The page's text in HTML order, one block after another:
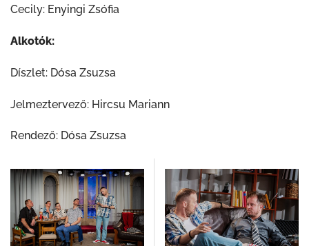
Cecily: Enyingi Zsófia
Alkotók:
Díszlet: Dósa Zsuzsa
Jelmeztervező: Hircsu Mariann
Rendező: Dósa Zsuzsa